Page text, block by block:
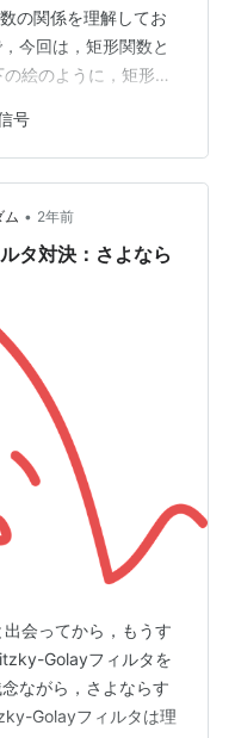
の関係を理解してお
今回は，矩形関数と
絵のように，矩形関
み)などに応用されて
には，sinc関数 (しん
加えて，「掛け算」と
もあります．
とは矩形関数を掛け
号
ム • 2年前
タ対決：さよなら
会ってから，もうす
Golayフィルタを
ながら，さよならす
Golayフィルタは理